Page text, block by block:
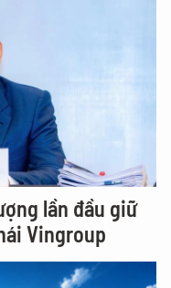
lần đầu giữ
Vingroup